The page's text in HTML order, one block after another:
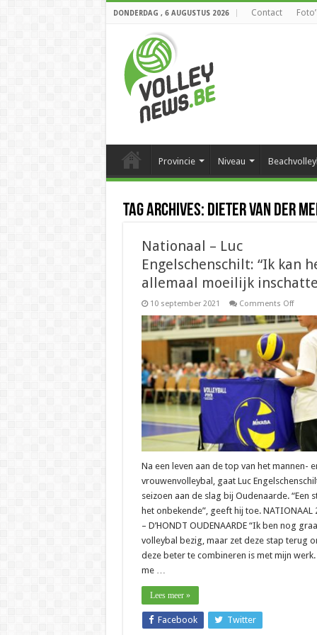
DONDERDAG , 6 AUGUSTUS 2026 Contact
Provincie Niveau
Tag Archives: Dieter Van der
Nationaal – Luc
Engelschenschilt: “Ik kan
allemaal moeilijk
10 september 2021 Comments Offon
–
Luc
“Ik
kan
het
Na een leven aan de top van het mannen-
vrouwenvolleybal, gaat Luc
seizoen aan de slag bij Oudenaarde. “Een
het onbekende”, geeft hij toe. NATIONAAL
– D’HONDT OUDENAARDE “Ik ben nog
volleybal bezig, maar zet deze stap terug
deze beter te combineren is met mijn
me …
Lees meer »
Facebook Twitter